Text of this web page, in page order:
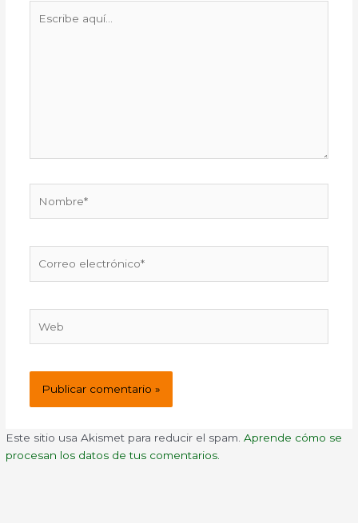
aquí...
electrónico*
Este sitio usa Akismet para reducir el spam.Aprende cómo se
procesan los datos de tus comentarios.